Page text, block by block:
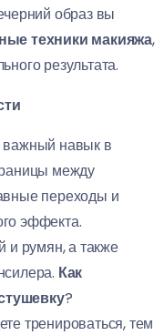
образ вы
техники макияжа,
результата.
важный навык в
между
переходы и
эффекта.
и румян, а также
Как
?
тренироваться, тем